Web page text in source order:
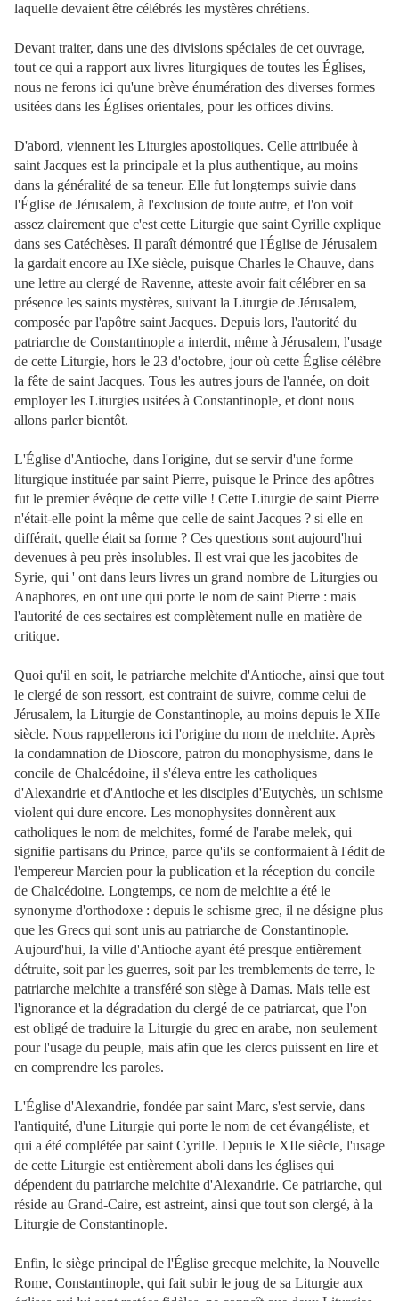
laquelle devaient être célébrés les mystères chrétiens.
Devant traiter, dans une des divisions spéciales de cet ouvrage,
tout ce qui a rapport aux livres liturgiques de toutes les Églises,
nous ne ferons ici qu'une brève énumération des diverses formes
usitées dans les Églises orientales, pour les offices divins.
D'abord, viennent les Liturgies apostoliques. Celle attribuée à
saint Jacques est la principale et la plus authentique, au moins
dans la généralité de sa teneur. Elle fut longtemps suivie dans
l'Église de Jérusalem, à l'exclusion de toute autre, et l'on voit
assez clairement que c'est cette Liturgie que saint Cyrille explique
dans ses Catéchèses. Il paraît démontré que l'Église de Jérusalem
la gardait encore au IXe siècle, puisque Charles le Chauve, dans
une lettre au clergé de Ravenne, atteste avoir fait célébrer en sa
présence les saints mystères, suivant la Liturgie de Jérusalem,
composée par l'apôtre saint Jacques. Depuis lors, l'autorité du
patriarche de Constantinople a interdit, même à Jérusalem, l'usage
de cette Liturgie, hors le 23 d'octobre, jour où cette Église célèbre
la fête de saint Jacques. Tous les autres jours de l'année, on doit
employer les Liturgies usitées à Constantinople, et dont nous
allons parler bientôt.
L'Église d'Antioche, dans l'origine, dut se servir d'une forme
liturgique instituée par saint Pierre, puisque le Prince des apôtres
fut le premier évêque de cette ville ! Cette Liturgie de saint Pierre
n'était-elle point la même que celle de saint Jacques ? si elle en
différait, quelle était sa forme ? Ces questions sont aujourd'hui
devenues à peu près insolubles. Il est vrai que les jacobites de
Syrie, qui ' ont dans leurs livres un grand nombre de Liturgies ou
Anaphores, en ont une qui porte le nom de saint Pierre : mais
l'autorité de ces sectaires est complètement nulle en matière de
critique.
Quoi qu'il en soit, le patriarche melchite d'Antioche, ainsi que tout
le clergé de son ressort, est contraint de suivre, comme celui de
Jérusalem, la Liturgie de Constantinople, au moins depuis le XIIe
siècle. Nous rappellerons ici l'origine du nom de melchite. Après
la condamnation de Dioscore, patron du monophysisme, dans le
concile de Chalcédoine, il s'éleva entre les catholiques
d'Alexandrie et d'Antioche et les disciples d'Eutychès, un schisme
violent qui dure encore. Les monophysites donnèrent aux
catholiques le nom de melchites, formé de l'arabe melek, qui
signifie partisans du Prince, parce qu'ils se conformaient à l'édit de
l'empereur Marcien pour la publication et la réception du concile
de Chalcédoine. Longtemps, ce nom de melchite a été le
synonyme d'orthodoxe : depuis le schisme grec, il ne désigne plus
que les Grecs qui sont unis au patriarche de Constantinople.
Aujourd'hui, la ville d'Antioche ayant été presque entièrement
détruite, soit par les guerres, soit par les tremblements de terre, le
patriarche melchite a transféré son siège à Damas. Mais telle est
l'ignorance et la dégradation du clergé de ce patriarcat, que l'on
est obligé de traduire la Liturgie du grec en arabe, non seulement
pour l'usage du peuple, mais afin que les clercs puissent en lire et
en comprendre les paroles.
L'Église d'Alexandrie, fondée par saint Marc, s'est servie, dans
l'antiquité, d'une Liturgie qui porte le nom de cet évangéliste, et
qui a été complétée par saint Cyrille. Depuis le XIIe siècle, l'usage
de cette Liturgie est entièrement aboli dans les églises qui
dépendent du patriarche melchite d'Alexandrie. Ce patriarche, qui
réside au Grand-Caire, est astreint, ainsi que tout son clergé, à la
Liturgie de Constantinople.
Enfin, le siège principal de l'Église grecque melchite, la Nouvelle
Rome, Constantinople, qui fait subir le joug de sa Liturgie aux